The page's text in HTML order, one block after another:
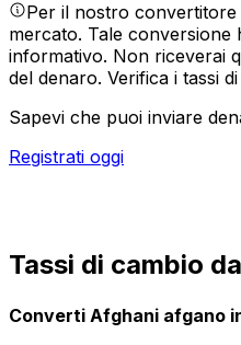
Per il nostro convertitore
mercato. Tale
informativo. Non riceverai
del denaro. Verifica i tassi
Sapevi che puoi inviare
Registrati oggi
Tassi di cambio
Converti Afghani afgano